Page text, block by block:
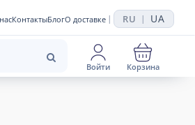
КонтактыБлогО доставке | RU | UA
Войти Корзина